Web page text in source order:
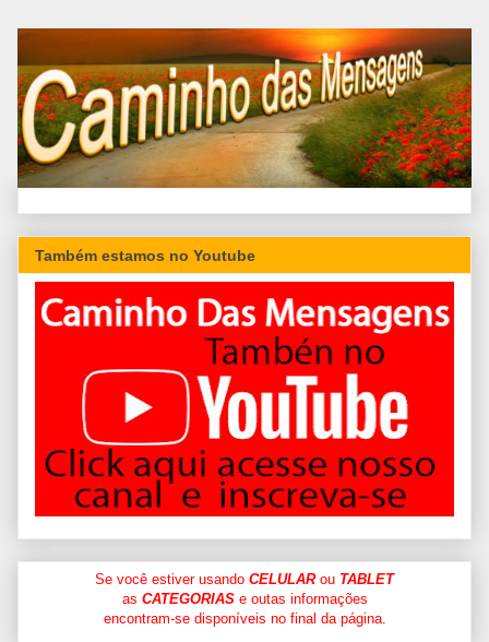
Também estamos no Youtube
Se você estiver usando CELULARou TABLET
as CATEGORIASe outas informações
encontram-se disponíveis no final da página.